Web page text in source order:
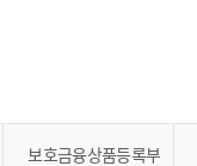
보호금융상품등록부